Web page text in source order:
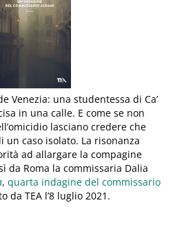
Venezia: una studentessa di Ca’
in una calle. E come se non
lasciano credere che
caso isolato. La risonanza
ad allargare la compagine
da Roma la commissaria Dalia
, quarta indagine del commissario
da TEA l’8 luglio 2021.